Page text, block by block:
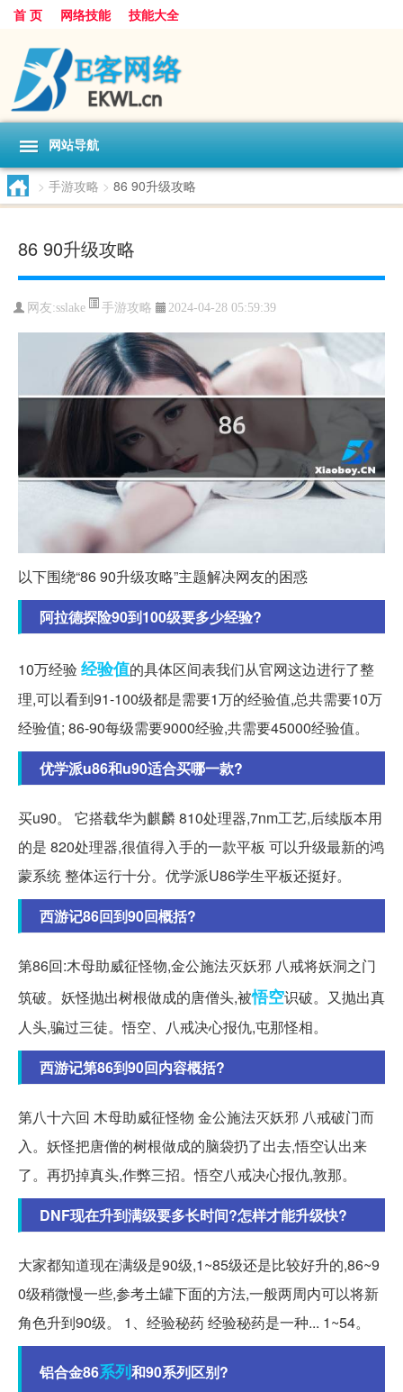
首 页 网络技能 技能大全
网站导航
> 手游攻略 > 86 90升级攻略
86 90升级攻略
网友:sslake 手游攻略 2024-04-28 05:59:39
以下围绕“86 90升级攻略”主题解决网友的困惑
阿拉德探险90到100级要多少经验?
10万经验 经验值的具体区间表我们从官网这边进行了整
理,可以看到91-100级都是需要1万的经验值,总共需要10万
经验值; 86-90每级需要9000经验,共需要45000经验值。
优学派u86和u90适合买哪一款?
买u90。 它搭载华为麒麟 810处理器,7nm工艺,后续版本用
的是 820处理器,很值得入手的一款平板 可以升级最新的鸿
蒙系统 整体运行十分。优学派U86学生平板还挺好。
西游记86回到90回概括?
第86回:木母助威征怪物,金公施法灭妖邪 八戒将妖洞之门
筑破。妖怪抛出树根做成的唐僧头,被悟空识破。又抛出真
人头,骗过三徒。悟空、八戒决心报仇,屯那怪相。
西游记第86到90回内容概括?
第八十六回 木母助威征怪物 金公施法灭妖邪 八戒破门而
入。妖怪把唐僧的树根做成的脑袋扔了出去,悟空认出来
了。再扔掉真头,作弊三招。悟空八戒决心报仇,敦那。
DNF现在升到满级要多长时间?怎样才能升级快?
大家都知道现在满级是90级,1~85级还是比较好升的,86~9
0级稍微慢一些,参考土罐下面的方法,一般两周内可以将新
角色升到90级。 1、经验秘药 经验秘药是一种... 1~54。
铝合金86系列和90系列区别?